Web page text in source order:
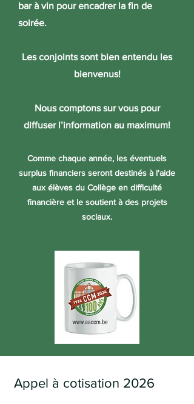
bar à vin pour encadrer la fin de
soirée.
Les conjoints sont bien entendu les
bienvenus!
Nous comptons sur vous pour
diffuser l’information au maximum!
Comme chaque année, les éventuels
surplus financiers seront destinés à l'aide
aux élèves du Collège en difficulté
financière et le soutient à des projets
sociaux.
Appel à cotisation 2026